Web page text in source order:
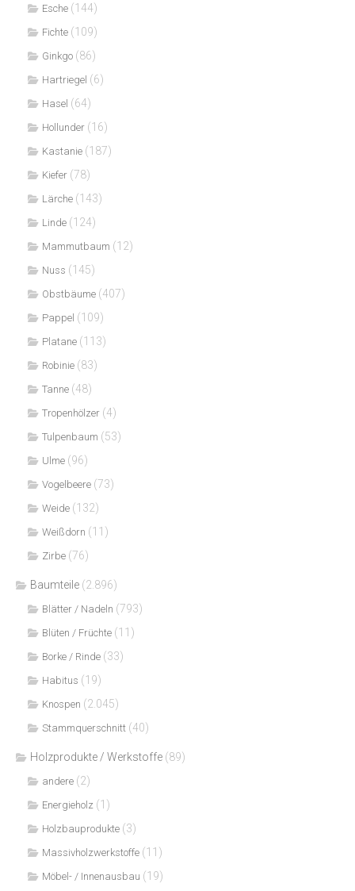
Esche (144)
Fichte (109)
Ginkgo (86)
Hartriegel (6)
Hasel (64)
Hollunder (16)
Kastanie (187)
Kiefer (78)
Lärche (143)
Linde (124)
Mammutbaum (12)
Nuss (145)
Obstbäume (407)
Pappel (109)
Platane (113)
Robinie (83)
Tanne (48)
Tropenhölzer (4)
Tulpenbaum (53)
Ulme (96)
Vogelbeere (73)
Weide (132)
Weißdorn (11)
Zirbe (76)
Baumteile (2.896)
Blätter / Nadeln (793)
Blüten / Früchte (11)
Borke / Rinde (33)
Habitus (19)
Knospen (2.045)
Stammquerschnitt (40)
Holzprodukte / Werkstoffe (89)
andere (2)
Energieholz (1)
Holzbauprodukte (3)
Massivholzwerkstoffe (11)
Möbel- / Innenausbau (19)